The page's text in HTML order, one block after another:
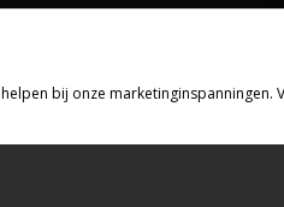
bij onze marketinginspanningen.